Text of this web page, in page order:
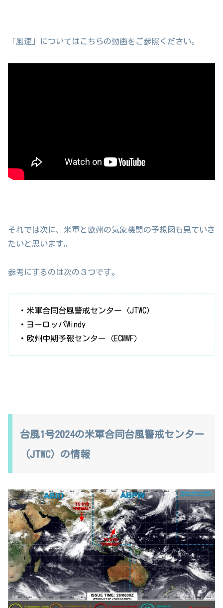
「風速」についてはこちらの動画をご参照ください。
それでは次に、米軍と欧州の気象機関の予想図も見ていき
たいと思います。
参考にするのは次の３つです。
・米軍合同台風警戒センター（JTWC）
・ヨーロッパWindy
・欧州中期予報センター（ECMWF）
台風1号2024の米軍合同台風警戒センター
（JTWC）の情報